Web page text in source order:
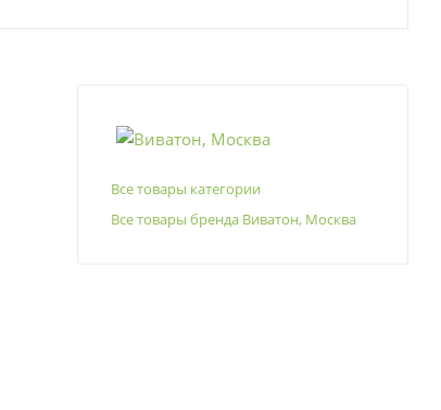
Все товары категории
Все товары бренда Виватон, Москва